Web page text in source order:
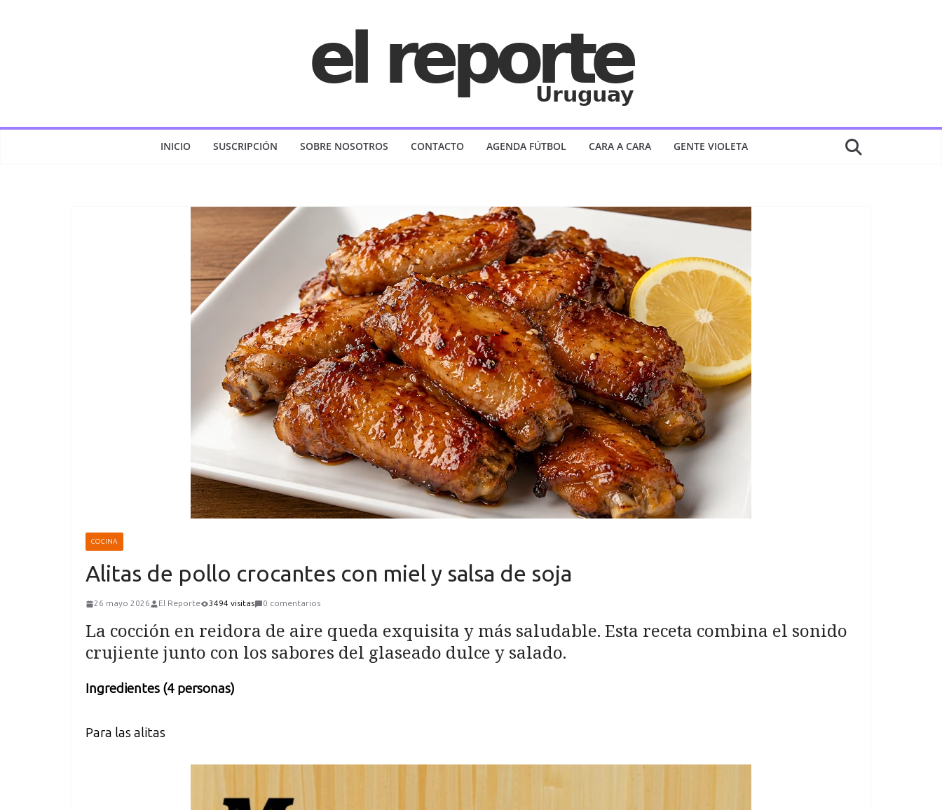
INICIO SUSCRIPCIÓN SOBRE NOSOTROS CONTACTO AGENDA FÚTBOL CARA A CARA GENTE VIOLETA
COCINA
Alitas de pollo crocantes con miel y salsa de soja
26 mayo 2026 El Reporte 3494 visitas 0 comentarios
La cocción en reidora de aire queda exquisita y más saludable. Esta receta combina el sonido
crujiente junto con los sabores del glaseado dulce y salado.
Ingredientes (4 personas)
Para las alitas